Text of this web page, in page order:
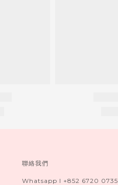
聯絡我們
Whatsapp I +852 6720 0735